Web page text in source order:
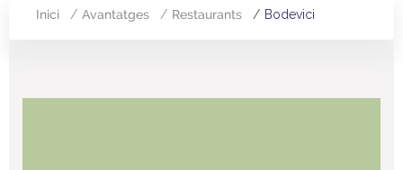
Inici Avantatges Restaurants Bodevici